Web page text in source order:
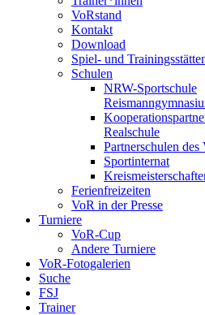
VoRstand
Kontakt
Download
Spiel- und
Schulen
NRW-Sportschule
Realschule
Partnerschulen
Sportinternat
Ferienfreizeiten
VoR in der Presse
Turniere
VoR-Cup
Andere Turniere
VoR-Fotogalerien
Suche
FSJ
Trainer